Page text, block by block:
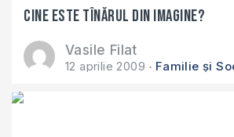
Cine este tînărul din imagine?
Vasile Filat
12 aprilie 2009 Familie și